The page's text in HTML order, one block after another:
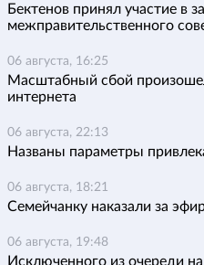
Бектенов принял участие в
межправительственного
06 августа, 16:25
Масштабный сбой
интернета
06 августа, 22:13
Названы параметры
06 августа, 18:21
Семейчанку наказали за
06 августа, 19:48
Исключенного из очереди